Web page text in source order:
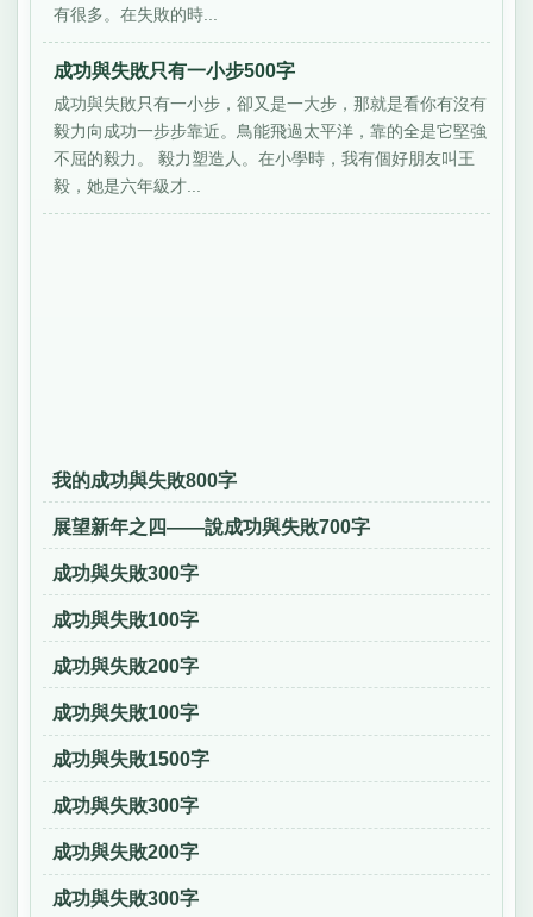
有很多。在失敗的時...
成功與失敗只有一小步500字
成功與失敗只有一小步，卻又是一大步，那就是看你有沒有
毅力向成功一步步靠近。鳥能飛過太平洋，靠的全是它堅強
不屈的毅力。 毅力塑造人。在小學時，我有個好朋友叫王
毅，她是六年級才...
我的成功與失敗800字
展望新年之四——說成功與失敗700字
成功與失敗300字
成功與失敗100字
成功與失敗200字
成功與失敗100字
成功與失敗1500字
成功與失敗300字
成功與失敗200字
成功與失敗300字